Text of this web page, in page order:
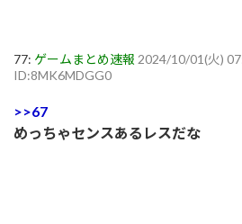
77: ゲームまとめ速報 2024/10/01(火)
ID:8MK6MDGG0
>>67
めっちゃセンスあるレスだな